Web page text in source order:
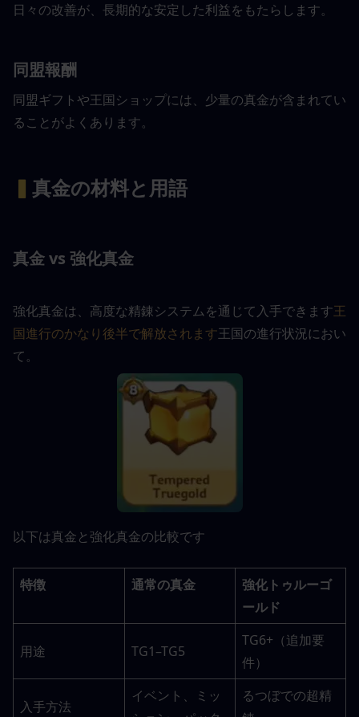
日々の改善が、長期的な安定した利益をもたらします。
同盟報酬
同盟ギフトや王国ショップには、少量の真金が含まれてい
ることがよくあります。
▍ 真金の材料と用語
真金 vs 強化真金
強化真金は、高度な精錬システムを通じて入手できます王
国進行のかなり後半で解放されます王国の進行状況におい
て。
以下は真金と強化真金の比較です
特徴 通常の真金
強化トゥルーゴ
ールド
用途 TG1–TG5
TG6+（追加要
件）
入手方法
イベント、ミッ
るつぼでの超精